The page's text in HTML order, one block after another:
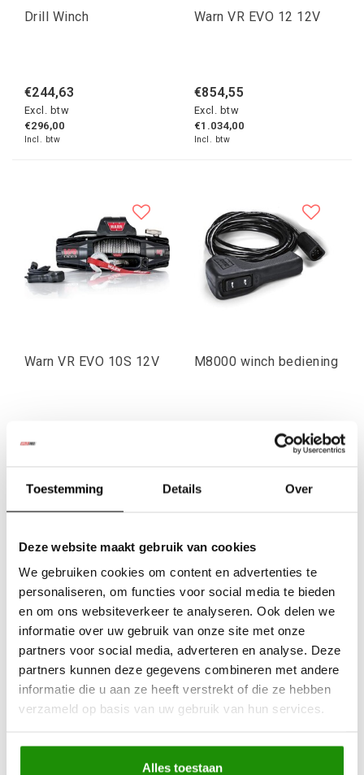
Toestemming Details Over
Deze website maakt gebruik van cookies
We gebruiken cookies om content en advertenties te
personaliseren, om functies voor social media te bieden
en om ons websiteverkeer te analyseren. Ook delen we
informatie over uw gebruik van onze site met onze
partners voor social media, adverteren en analyse. Deze
partners kunnen deze gegevens combineren met andere
informatie die u aan ze heeft verstrekt of die ze hebben
verzameld op basis van uw gebruik van hun services.
Alles toestaan
Drill Winch
€244,63
Excl. btw
€296,00
Incl. btw
Warn VR EVO 12 12V
€854,55
Excl. btw
€1.034,00
Incl. btw
Warn VR EVO 10S 12V
Incl. btw
M8000 winch bediening
Incl. btw
WARN VR EVO 8
Liertouw 10mm 30m